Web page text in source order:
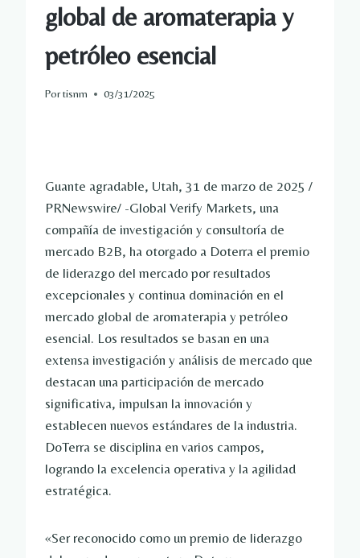
global de aromaterapia y
petróleo esencial
Portisnm 03/31/2025
Guante agradable, Utah, 31 de marzo de 2025 /
PRNewswire/ -Global Verify Markets, una
compañía de investigación y consultoría de
mercado B2B, ha otorgado a Doterra el premio
de liderazgo del mercado por resultados
excepcionales y continua dominación en el
mercado global de aromaterapia y petróleo
esencial. Los resultados se basan en una
extensa investigación y análisis de mercado que
destacan una participación de mercado
significativa, impulsan la innovación y
establecen nuevos estándares de la industria.
DoTerra se disciplina en varios campos,
logrando la excelencia operativa y la agilidad
estratégica.
«Ser reconocido como un premio de liderazgo